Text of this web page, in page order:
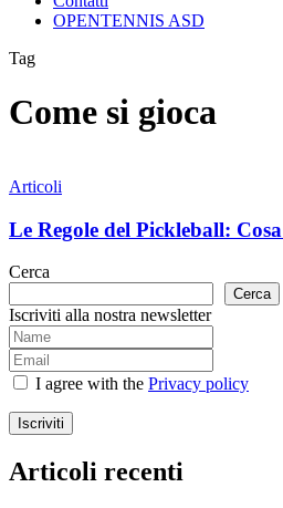
OPENTENNIS ASD
Tag
Come si gioca
Regole
Pickleball:
Cosa
Sapere
per
Giocare
Articoli
Le Regole del Pickleball:
Cerca
Cerca
Iscriviti alla nostra newsletter
I agree with the Privacy policy
Iscriviti
Articoli recenti